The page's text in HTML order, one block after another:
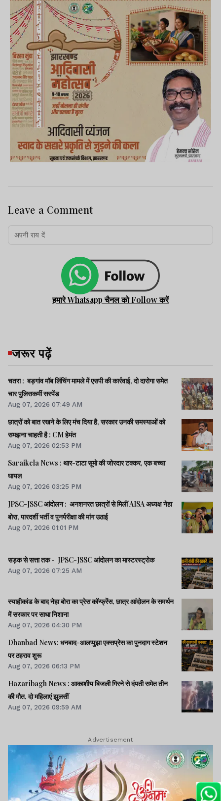
Leave a Comment
हमारे Whatsapp चैनल को Follow करें
जरूर पढ़ें
चतरा : बड़गांव मॉब लिंचिंग मामले में एसपी की कार्रवाई, दो दारोगा समेत
चार पुलिसकर्मी सस्पेंड
Aug 07, 2026 07:49 AM
छात्रों को बात रखने के लिए मंच दिया है, सरकार उनकी समस्याओं को
समझना चाहती है : CM हेमंत
Aug 07, 2026 02:53 PM
Saraikela News : थार-टाटा सूमो की जोरदार टक्कर, एक बच्चा
घायल
Aug 07, 2026 03:25 PM
JPSC-JSSC आंदोलन : अनशनरत छात्रों से मिलीं AISA अध्यक्ष नेहा
बोरा, पारदर्शी भर्ती व पुनर्परीक्षा की मांग उठाई
Aug 07, 2026 01:01 PM
सड़क से सत्ता तक - JPSC-JSSC आंदोलन का मास्टरस्ट्रोक
Aug 07, 2026 07:25 AM
स्याहीकांड के बाद नेहा बोरा का प्रेस कॉन्फ्रेंस, छात्र आंदोलन के समर्थन
में सरकार पर साधा निशाना
Aug 07, 2026 04:30 PM
Dhanbad News: धनबाद-आलप्पुझा एक्सप्रेस का पुनदाग स्टेशन
पर ठहराव शुरू
Aug 07, 2026 06:13 PM
Hazaribagh News : आकाशीय बिजली गिरने से दंपती समेत तीन
की मौत, दो महिलाएं झुलसीं
Aug 07, 2026 09:59 AM
Advertisement